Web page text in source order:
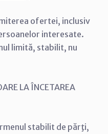
ofertei, inclusiv
interesate.
limită, stabilit, nu
LA ÎNCETAREA
stabilit de părţi,